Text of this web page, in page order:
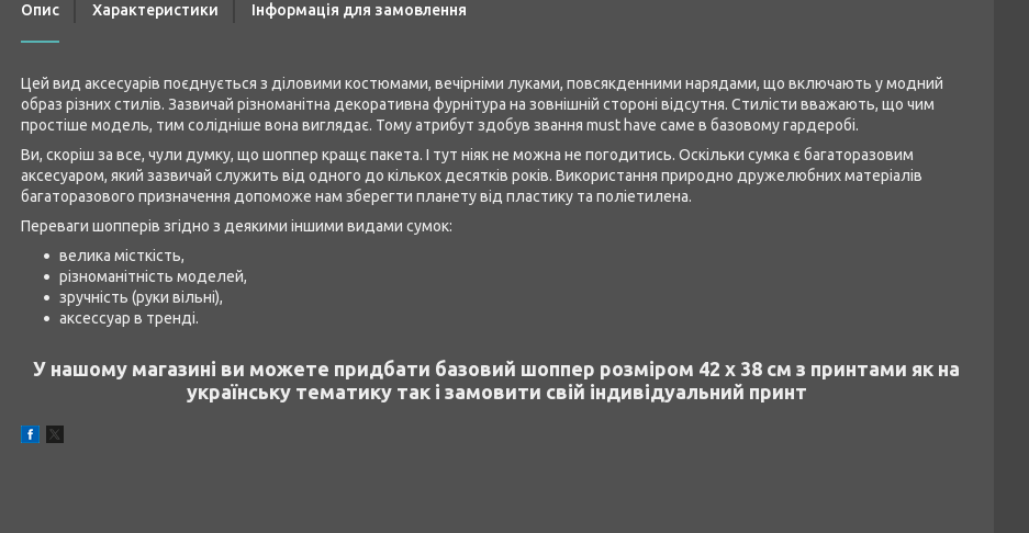
Опис Характеристики Інформація для замовлення
Цей вид аксесуарів поєднується з діловими костюмами, вечірніми луками, повсякденними нарядами, що включають у модний
образ різних стилів. Зазвичай різноманітна декоративна фурнітура на зовнішній стороні відсутня. Стилісти вважають, що чим
простіше модель, тим солідніше вона виглядає. Тому атрибут здобув звання must have саме в базовому гардеробі.
Ви, скоріш за все, чули думку, що шоппер кращє пакета. І тут ніяк не можна не погодитись. Оскільки сумка є багаторазовим
аксесуаром, який зазвичай служить від одного до кількох десятків років. Використання природно дружелюбних матеріалів
багаторазового призначення допоможе нам зберегти планету від пластику та поліетилена.
Переваги шопперів згідно з деякими іншими видами сумок:
велика місткість,
різноманітність моделей,
зручність (руки вільні),
аксессуар в тренді.
У нашому магазині ви можете придбати базовий шоппер розміром 42 x 38 см з принтами як на
українську тематику так і замовити свій індивідуальний принт